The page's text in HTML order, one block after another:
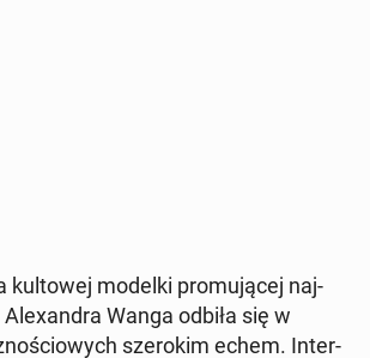
kul­to­wej modelki pro­mu­ją­cej naj­
Wanga odbiła się w
sze­ro­kim echem. In­ter­